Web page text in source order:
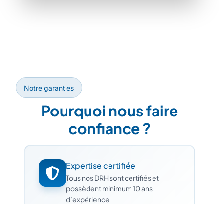
Notre garanties
Pourquoi nous faire
confiance ?
Expertise certifiée
Tous nos DRH sont certifiés et
possèdent minimum 10 ans
d’expérience